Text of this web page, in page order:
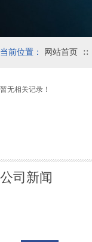
网站首页 ∷
当前位置：
暂无相关记录！
公司新闻